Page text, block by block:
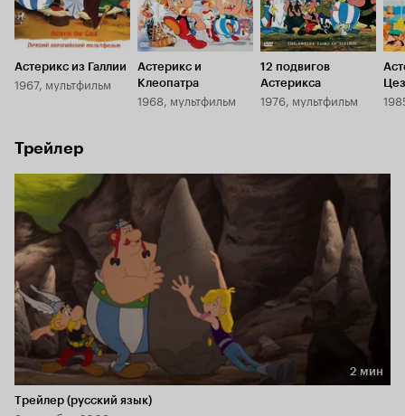
Астерикс из Галлии
1967, мультфильм
Астерикс и
Клеопатра
1968, мультфильм
12 подвигов
Астерикса
1976, мультфильм
Трейлер
Длительность 2 мин
2 мин
Трейлер (русский язык)